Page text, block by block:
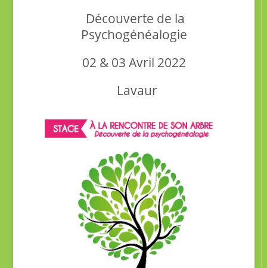
Découverte de la
Psychogénéalogie
02 & 03 Avril 2022
Lavaur